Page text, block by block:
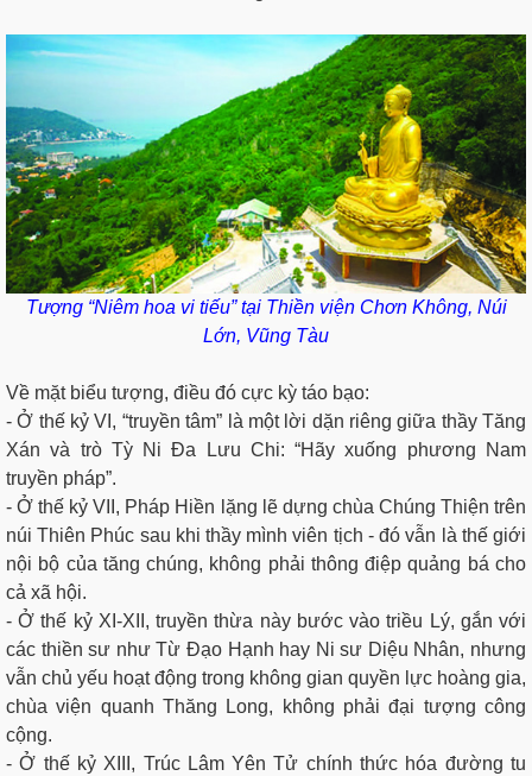
Tượng “Niêm hoa vi tiếu” tại Thiền viện Chơn Không, Núi
Lớn, Vũng Tàu
Về mặt biểu tượng, điều đó cực kỳ táo bạo:
- Ở thế kỷ VI, “truyền tâm” là một lời dặn riêng giữa thầy Tăng
Xán và trò Tỳ Ni Đa Lưu Chi: “Hãy xuống phương Nam
truyền pháp”.
- Ở thế kỷ VII, Pháp Hiền lặng lẽ dựng chùa Chúng Thiện trên
núi Thiên Phúc sau khi thầy mình viên tịch - đó vẫn là thế giới
nội bộ của tăng chúng, không phải thông điệp quảng bá cho
cả xã hội.
- Ở thế kỷ XI-XII, truyền thừa này bước vào triều Lý, gắn với
các thiền sư như Từ Đạo Hạnh hay Ni sư Diệu Nhân, nhưng
vẫn chủ yếu hoạt động trong không gian quyền lực hoàng gia,
chùa viện quanh Thăng Long, không phải đại tượng công
cộng.
- Ở thế kỷ XIII, Trúc Lâm Yên Tử chính thức hóa đường tu